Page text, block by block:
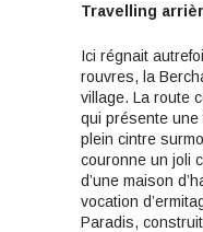
Travelling
Ici régnait
rouvres, la
village. La route
qui présente une
plein cintre
couronne un joli
d’une maison
vocation
Paradis,